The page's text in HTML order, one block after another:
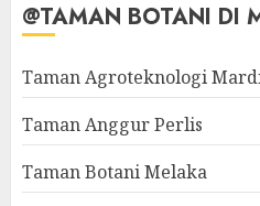
@TAMAN BOTANI DI
Taman Agroteknologi
Taman Anggur Perlis
Taman Botani Melaka